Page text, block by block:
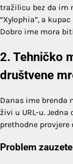
tražilicu bez da im
“Xylophia”, a
Dobro ime mora
2. Tehničko
društvene
Danas ime brenda
živi u URL-u.
prethodne
Problem